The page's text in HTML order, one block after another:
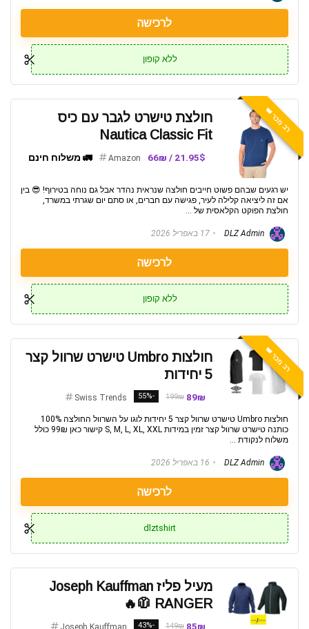
לרכישה
ללא קופון
רב מכר 👑
חולצת טישרט לגבר עם כיס
Nautica Classic Fit
21.95$ / 66₪
Amazon 🚛 משלוח חינם
יש רגעים שבהם פשוט חייבים חולצה שנראית נהדר אבל גם נוחה בטירוף! 😎 בין
אם זה ליציאה קלילה לעיר, פגישה עם חברים, או סתם יום שגרתי במשרד,
חולצת הפוקט הקלאסית של ...
17 באפריל 2026
לרכישה
ללא קופון
רב מכר 👑
חולצות Umbro טישרט שרוול קצר
5 יחידות
89₪
199₪
-55%
Swiss Trends
חולצות Umbro טישרט שרוול קצר 5 יחידות לוגו על השרוול החולצה 100%
כותנה טישרט שרוול קצר זמין במידות S, M, L, XL, XXL קישור כאן 99₪ כולל
משלוח לנקודת ...
16 באפריל 2026
לרכישה
dlztshirt
מעיל פליז Joseph Kauffman
RANGER 🧥🔥
85₪
149₪
-43%
Joseph Kauffman